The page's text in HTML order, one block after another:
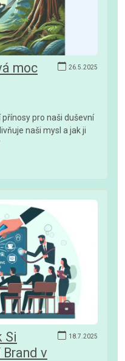
26.5.2025
moc
pro naši duševní
naši mysl a jak ji
18.7.2025
Si
v